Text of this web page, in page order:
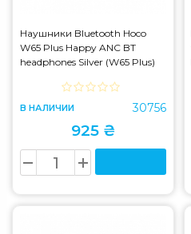
Наушники Bluetooth Hoco
W65 Plus Happy ANC BT
headphones Silver (W65 Plus)
В НАЛИЧИИ 30756
925 ₴